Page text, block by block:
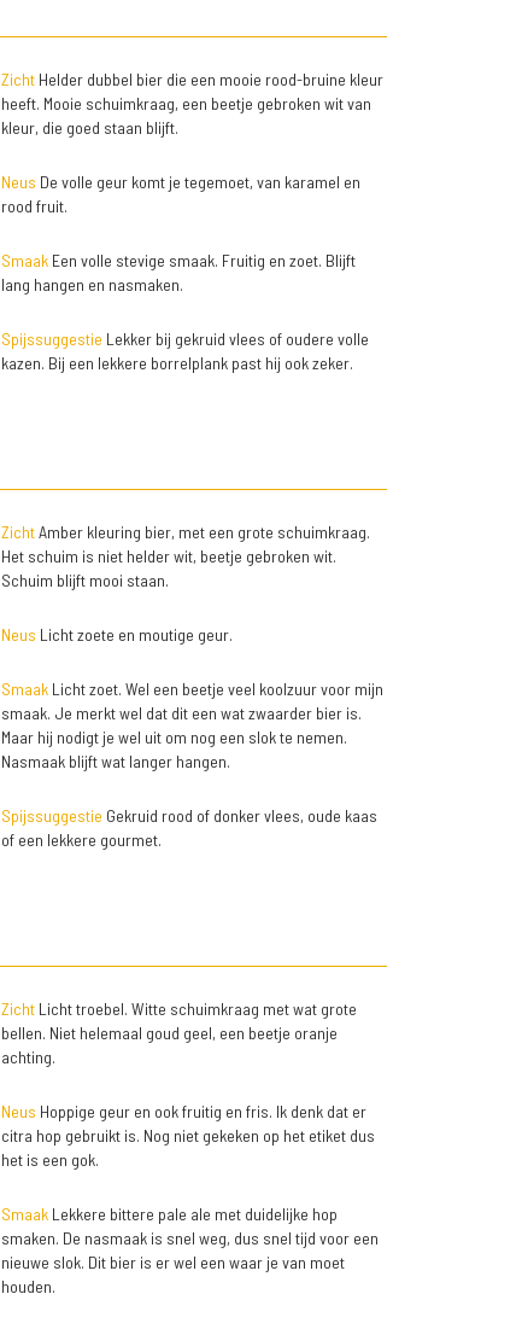
ZichtHelder dubbel bier die een mooie rood-bruine kleur
heeft. Mooie schuimkraag, een beetje gebroken wit van
kleur, die goed staan blijft.
Neus De volle geur komt je tegemoet, van karamel en
rood fruit.
SmaakEen volle stevige smaak. Fruitig en zoet. Blijft
lang hangen en nasmaken.
Spijssuggestie Lekker bij gekruid vlees of oudere volle
kazen. Bij een lekkere borrelplank past hij ook zeker.
ZichtAmber kleuring bier, met een grote schuimkraag.
Het schuim is niet helder wit, beetje gebroken wit.
Schuim blijft mooi staan.
Neus Licht zoete en moutige geur.
SmaakLicht zoet. Wel een beetje veel koolzuur voor mijn
smaak. Je merkt wel dat dit een wat zwaarder bier is.
Maar hij nodigt je wel uit om nog een slok te nemen.
Nasmaak blijft wat langer hangen.
Spijssuggestie Gekruid rood of donker vlees, oude kaas
of een lekkere gourmet.
ZichtLicht troebel. Witte schuimkraag met wat grote
bellen. Niet helemaal goud geel, een beetje oranje
achting.
Neus Hoppige geur en ook fruitig en fris. Ik denk dat er
citra hop gebruikt is. Nog niet gekeken op het etiket dus
het is een gok.
SmaakLekkere bittere pale ale met duidelijke hop
smaken. De nasmaak is snel weg, dus snel tijd voor een
nieuwe slok. Dit bier is er wel een waar je van moet
houden.